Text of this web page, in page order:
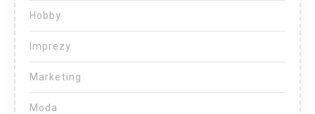
Hobby
Imprezy
Marketing
Moda